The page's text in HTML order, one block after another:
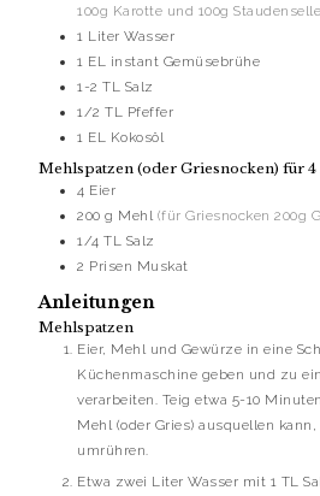
100g Karotte und 100g
1 Liter Wasser
1 EL
instant Gemüsebrühe
1-2 TL
Salz
1/2 TL
Pfeffer
1 EL
Kokosöl
Mehlspatzen (oder Griesnocken) für 4
4 Eier
200 g Mehl (für Griesnocken 200g
1/4TL
Salz
2 Prisen Muskat
Anleitungen
Mehlspatzen
Eier, Mehl und Gewürze in eine Schüssel oder
Küchenmaschine geben und zu
verarbeiten. Teig etwa 5-10
Mehl (oder Gries) ausquellen
umrühren.
Etwa zwei Liter Wasser mit 1 TL Salz in einen Topf geben